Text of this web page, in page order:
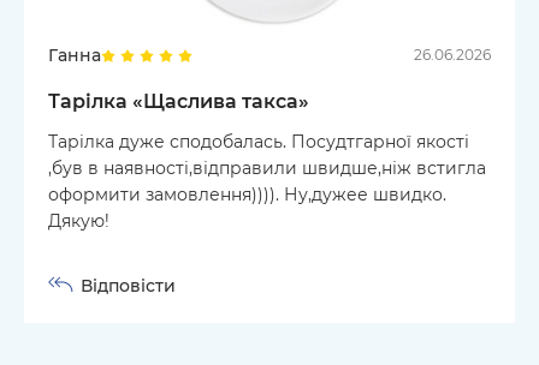
Ганна 26.06.2026
Тарілка «Щаслива такса»
Тарілка дуже сподобалась. Посудтгарної якості
,був в наявності,відправили швидше,ніж встигла
оформити замовлення)))). Ну,дужее швидко.
Дякую!
Відповісти